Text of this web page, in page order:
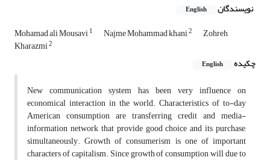
نویسندگان English
Mohamad ali Mousavi1 Najme Mohammad khani2 Zohreh
Kharazmi2
چکیده English
New communication system has been very influence on
economical interaction in the world. Characteristics of to-day
American consumption are transferring credit and media-
information network that provide good choice and its purchase,
simultaneously. Growth of consumerism is one of important
characters of capitalism. Since growth of consumption will due to